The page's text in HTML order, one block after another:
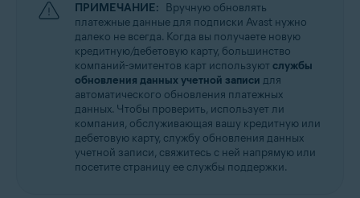
ПРИМЕЧАНИЕ: Вручную обновлять
платежные данные для подписки Avast нужно
далеко не всегда. Когда вы получаете новую
кредитную/дебетовую карту, большинство
компаний-эмитентов карт используют службы
обновления данных учетной записи для
автоматического обновления платежных
данных. Чтобы проверить, использует ли
компания, обслуживающая вашу кредитную или
дебетовую карту, службу обновления данных
учетной записи, свяжитесь с ней напрямую или
посетите страницу ее службы поддержки.